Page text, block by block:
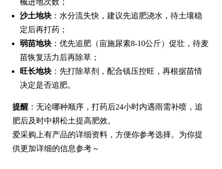
沙土地块 ：水分流失快，建议先追肥浇水，待土壤稳
定后再打药；
弱苗地块 ：优先追肥（亩施尿素8-10公斤）促壮，待麦
苗恢复活力后再除草；
旺长地块 ：先打除草剂，配合镇压控旺，再根据苗情
决定是否追肥。
提醒 ：无论哪种顺序，打药后24小时内遇雨需补喷，追
肥后及时中耕松土提高肥效。
爱采购上有产品的详细资料，方便你参考选择。为你提
供更加详细的信息参考～